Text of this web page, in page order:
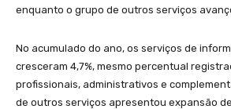
enquanto o grupo de outros serviços
No acumulado do ano, os serviços de
cresceram 4,7%, mesmo percentual
profissionais, administrativos e
de outros serviços apresentou expansão de